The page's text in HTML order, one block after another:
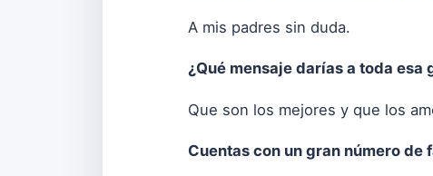
A mis padres sin duda.
¿Qué mensaje darías a toda
Que son los mejores y que los
Cuentas con un gran número de